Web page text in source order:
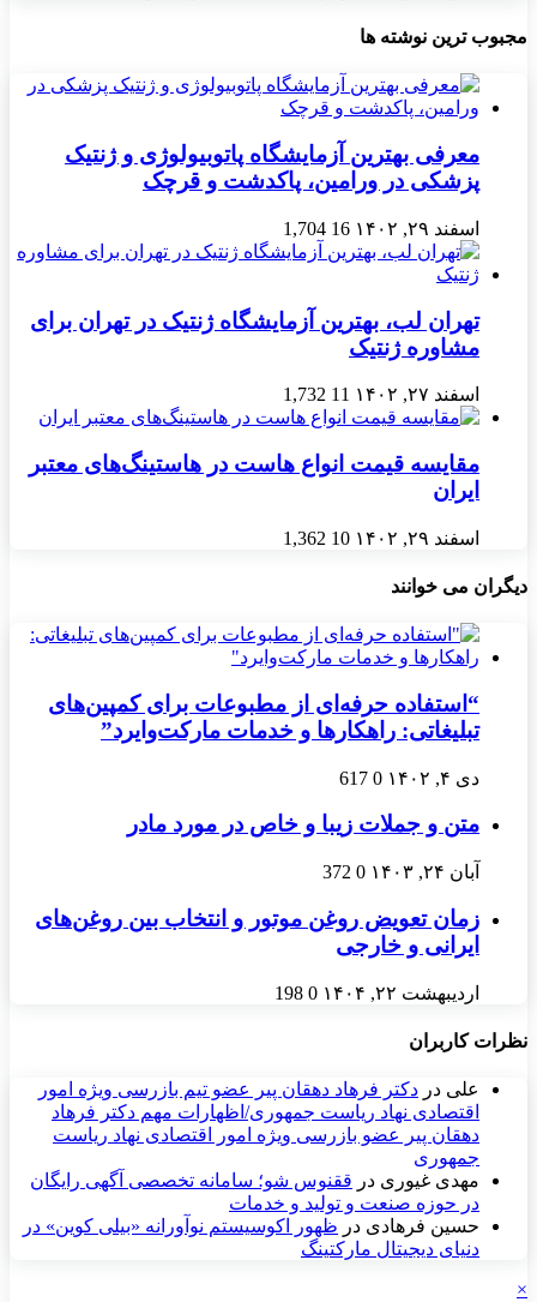
مجبوب ترین نوشته ها
معرفی بهترین آزمایشگاه پاتوبیولوژی و ژنتیک
پزشکی در ورامین، پاکدشت و قرچک
اسفند ۲۹, ۱۴۰۲ 16
1,704
تهران لب، بهترین آزمایشگاه ژنتیک در تهران برای
مشاوره ژنتیک
اسفند ۲۷, ۱۴۰۲ 11
1,732
مقایسه قیمت انواع هاست در هاستینگ‌های معتبر
ایران
اسفند ۲۹, ۱۴۰۲ 10
1,362
دیگران می خوانند
“استفاده حرفه‌ای از مطبوعات برای کمپین‌های
تبلیغاتی: راهکارها و خدمات مارکت‌وايرد”
دی ۴, ۱۴۰۲ 0
617
متن و جملات زیبا و خاص در مورد مادر
آبان ۲۴, ۱۴۰۳ 0
372
زمان تعویض روغن موتور و انتخاب بین روغن‌های
ایرانی و خارجی
اردیبهشت ۲۲, ۱۴۰۴ 0
198
نظرات کاربران
علی در دکتر فرهاد دهقان پیر عضو تيم بازرسی ويژه امور
اقتصادی نهاد رياست جمهوری/اظهارات مهم دکتر فرهاد
دهقان پیر عضو بازرسی ویژه امور اقتصادی نهاد ریاست
جمهوری
مهدی غیوری در ققنوس شو؛ سامانه تخصصی آگهی رایگان
در حوزه صنعت و تولید و خدمات
حسین فرهادی در ظهور اکوسیستم نوآورانه «بیلی کوین» در
دنیای دیجیتال مارکتینگ
×